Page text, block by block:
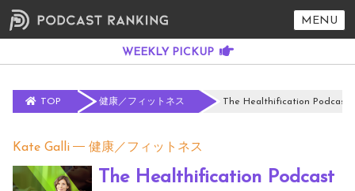
MENU
TOP 健康／フィットネス The Healthification Podcast
Kate Galli 健康／フィットネス
The Healthification Podcast